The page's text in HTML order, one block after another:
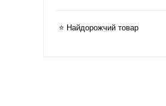
⭐ Найдорожчий товар